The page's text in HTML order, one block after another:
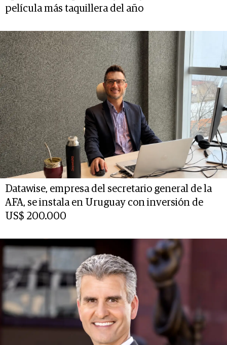
película más taquillera del año
Datawise, empresa del secretario general de la
AFA, se instala en Uruguay con inversión de
US$ 200.000